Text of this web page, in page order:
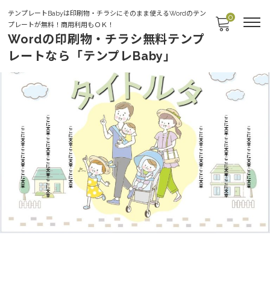
テンプレートBabyは印刷物・チラシにそのまま使えるWordのテン
プレートが無料！商用利用もＯＫ！
Wordの印刷物・チラシ無料テンプ
レートなら「テンプレBaby」
0